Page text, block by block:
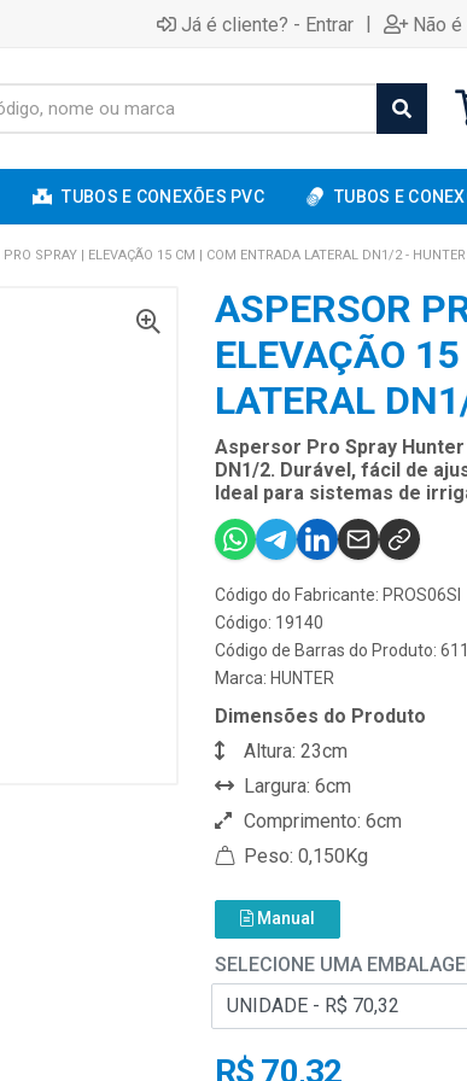
Já é cliente? - Entrar | Não
TUBOS E CONEXÕES PVC TUBOS E
PRO SPRAY | ELEVAÇÃO 15 CM | COM ENTRADA LATERAL DN1/2 - HUNTER
ASPERSOR
ELEVAÇÃO
LATERAL
Aspersor Pro Spray
DN1/2. Durável, fácil de
Ideal para sistemas de
Código do Fabricante: PROS06SI
Código: 19140
Código de Barras do Produto:
Marca: HUNTER
Dimensões do Produto
Altura: 23cm
Largura: 6cm
Comprimento: 6cm
Peso: 0,150Kg
Manual
SELECIONE UMA
R$ 70,32